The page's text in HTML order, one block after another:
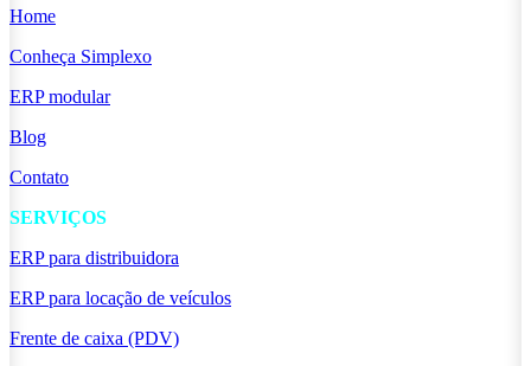
Home
Conheça Simplexo
ERP modular
Blog
Contato
SERVIÇOS
ERP para distribuidora
ERP para locação de veículos
Frente de caixa (PDV)